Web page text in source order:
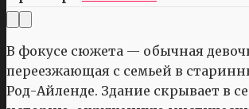
В фокусе сюжета — обычная
переезжающая с семьей в
Род-Айленде. Здание скрывает в